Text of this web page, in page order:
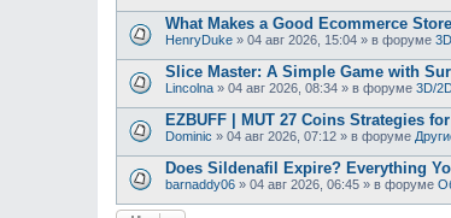
What Makes a Good Ecommerce
HenryDuke » 04 авг 2026, 15:04 » в форуме
Slice Master: A Simple Game with
Lincolna » 04 авг 2026, 08:34 » в форуме 3D/
EZBUFF | MUT 27 Coins Strategies
Dominic » 04 авг 2026, 07:12 » в форуме
Does Sildenafil Expire? Everything
barnaddy06 » 04 авг 2026, 06:45 » в форуме